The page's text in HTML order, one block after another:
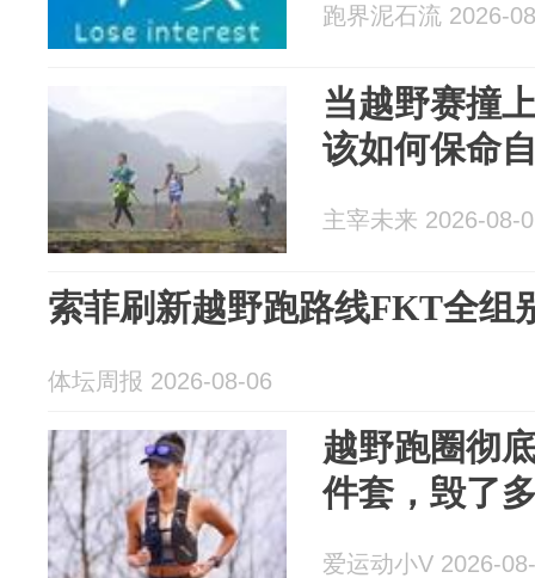
跑界泥石流 2026-
当越野赛撞
该如何保命
主宰未来 2026-08-
索菲刷新越野跑路线FKT全组
体坛周报 2026-08-06
越野跑圈彻
件套，毁了
爱运动小V 2026-